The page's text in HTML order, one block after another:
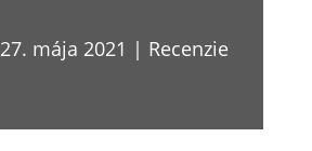
27. mája 2021 | Recenzie